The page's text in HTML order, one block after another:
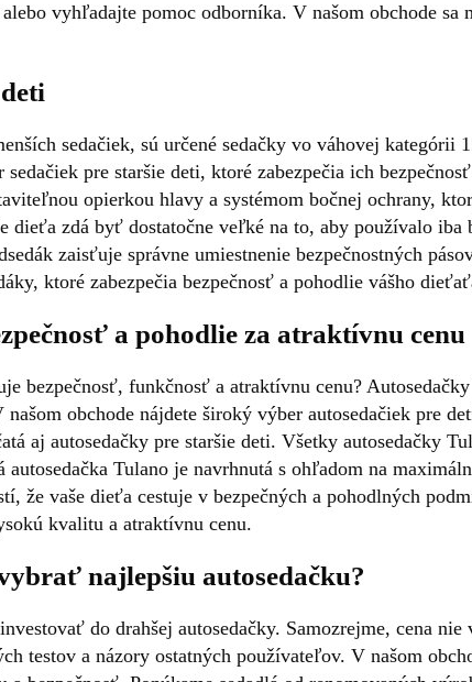
vyhľadajte pomoc odborníka. V našom obchode
sedačiek, sú určené sedačky vo váhovej
pre staršie deti, ktoré zabezpečia ich
opierkou hlavy a systémom bočnej ochrany,
dieťa zdá byť dostatočne veľké na to, aby používalo iba
zaisťuje správne umiestnenie bezpečnostných
ktoré zabezpečia bezpečnosť a pohodlie vášho
a pohodlie za atraktívnu cenu
bezpečnosť, funkčnosť a atraktívnu cenu?
obchode nájdete široký výber autosedačiek pre
aj autosedačky pre staršie deti. Všetky autosedačky
Tulano je navrhnutá s ohľadom na
že vaše dieťa cestuje v bezpečných a pohodlných
kvalitu a atraktívnu cenu.
najlepšiu autosedačku?
do drahšej autosedačky. Samozrejme, cena
testov a názory ostatných používateľov. V našom